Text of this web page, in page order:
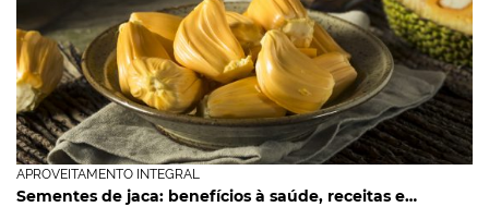
APROVEITAMENTO INTEGRAL
Sementes de jaca: benefícios à saúde, receitas e…